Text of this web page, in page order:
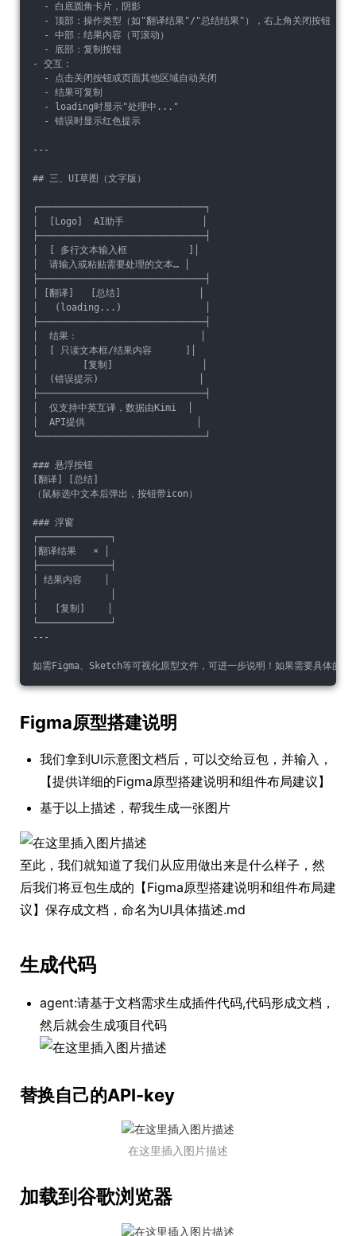
- 白底圆角卡片，阴影
- 顶部：操作类型（如"翻译结果"/"总结结果"），右上角关闭按钮
- 中部：结果内容（可滚动）
- 底部：复制按钮
- 交互：
- 点击关闭按钮或页面其他区域自动关闭
- 结果可复制
- loading时显示"处理中..."
- 错误时显示红色提示
---
## 三、UI草图（文字版）
┌──────────────────────────────┐
│  [Logo]  AI助手              │
├──────────────────────────────┤
│  [ 多行文本输入框           ]│
│  请输入或粘贴需要处理的文本… │
├──────────────────────────────┤
│ [翻译]   [总结]              │
│   (loading...)               │
├──────────────────────────────┤
│  结果：                      │
│  [ 只读文本框/结果内容      ]│
│        [复制]                │
│  (错误提示)                  │
├──────────────────────────────┤
│  仅支持中英互译，数据由Kimi  │
│  API提供                    │
└──────────────────────────────┘
### 悬浮按钮
[翻译] [总结]
（鼠标选中文本后弹出，按钮带icon）
### 浮窗
┌─────────────┐
│翻译结果   × │
├─────────────┤
│ 结果内容    │
│   [复制]    │
└─────────────┘
---
如需Figma、Sketch等可视化原型文件，可进一步说明！如果需要具体的
Figma原型搭建说明
我们拿到UI示意图文档后，可以交给豆包，并输入，
【提供详细的Figma原型搭建说明和组件布局建议】
基于以上描述，帮我生成一张图片
至此，我们就知道了我们从应用做出来是什么样子，然
后我们将豆包生成的【Figma原型搭建说明和组件布局建
议】保存成文档，命名为UI具体描述.md
生成代码
agent:请基于文档需求生成插件代码,代码形成文档，
然后就会生成项目代码
替换自己的API-key
在这里插入图片描述
加载到谷歌浏览器